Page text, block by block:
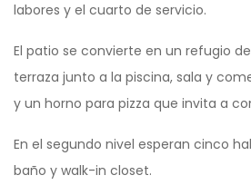
labores y el cuarto de servicio.
El patio se convierte en un refugio
terraza junto a la piscina, sala y
y un horno para pizza que invita a
En el segundo nivel esperan cinco
baño y walk-in closet.